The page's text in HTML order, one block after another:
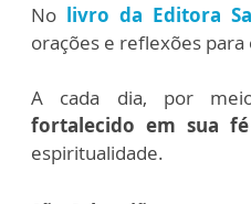
No livro da Editora
orações e reflexões
A cada dia, por
fortalecido em sua fé
espiritualidade.